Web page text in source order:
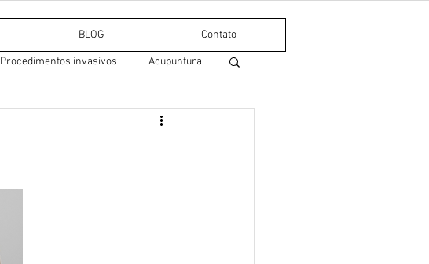
BLOG
Contato
Procedimentos invasivos Acupuntura